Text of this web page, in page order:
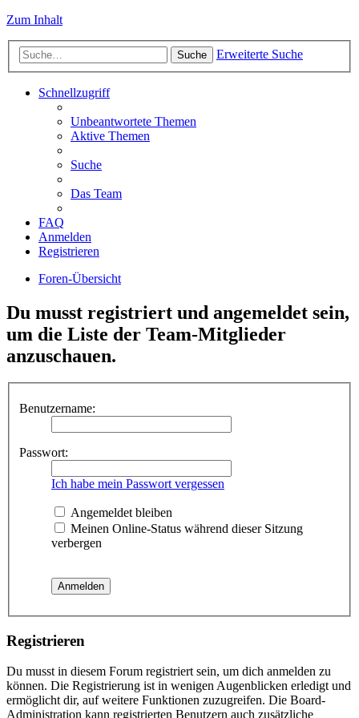
Zum Inhalt
Suche Erweiterte Suche
Schnellzugriff
Unbeantwortete Themen
Aktive Themen
Suche
Das Team
FAQ
Anmelden
Registrieren
Foren-Übersicht
Du musst registriert und angemeldet sein,
um die Liste der Team-Mitglieder
anzuschauen.
Benutzername:
Passwort:
Ich habe mein Passwort vergessen
Angemeldet bleiben
Meinen Online-Status während dieser Sitzung
verbergen
Registrieren
Du musst in diesem Forum registriert sein, um dich anmelden zu
können. Die Registrierung ist in wenigen Augenblicken erledigt und
ermöglicht dir, auf weitere Funktionen zuzugreifen. Die Board-
Administration kann registrierten Benutzern auch zusätzliche